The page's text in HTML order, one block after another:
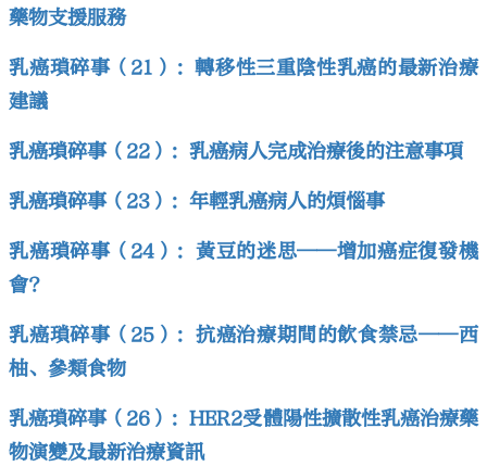
藥物支援服務
乳癌瑣碎事（21）：轉移性三重陰性乳癌的最新治療
建議
乳癌瑣碎事（22）：乳癌病人完成治療後的注意事項
乳癌瑣碎事（23）：年輕乳癌病人的煩惱事
乳癌瑣碎事（24）：黃豆的迷思——增加癌症復發機
會?
乳癌瑣碎事（25）：抗癌治療期間的飲食禁忌——西
柚、參類食物
乳癌瑣碎事（26）：HER2受體陽性擴散性乳癌治療藥
物演變及最新治療資訊